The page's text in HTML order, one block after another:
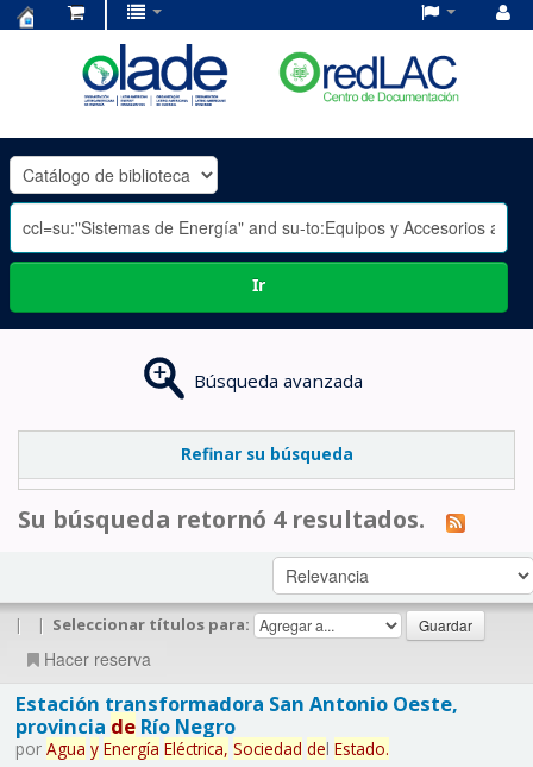
OLADE
-
Ir
Búsqueda avanzada
Refinar su búsqueda
Su búsqueda retornó 4 resultados.
| | Seleccionar títulos para:
Hacer reserva
Estación transformadora San Antonio Oeste,
provincia deRío Negro
por Agua y Energía Eléctrica, Sociedad del Estado.